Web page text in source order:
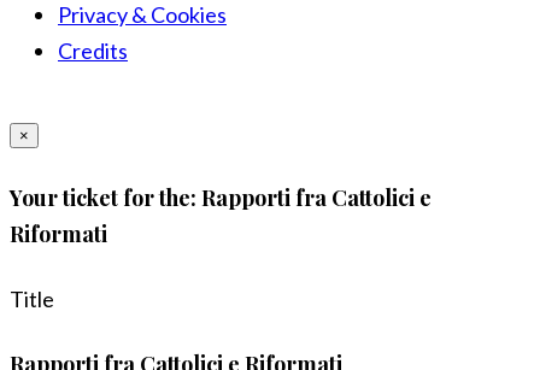
Privacy & Cookies
Credits
×
Your ticket for the: Rapporti fra Cattolici e
Riformati
Title
Rapporti fra Cattolici e Riformati